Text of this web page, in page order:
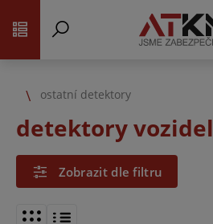
ostatní detektory
detektory vozidel
Zobrazit dle filtru